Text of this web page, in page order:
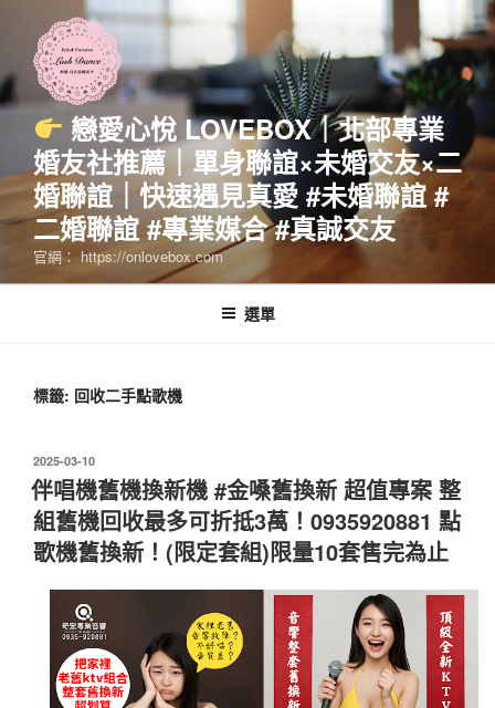
要
戀愛心悅 LOVEBOX｜北部專業
婚友社推薦｜單身聯誼×未婚交友×二
婚聯誼｜快速遇見真愛 #未婚聯誼 #
二婚聯誼 #專業媒合 #真誠交友
官網： https://onlovebox.com
選單
標籤: 回收二手點歌機
發
佈
於
2025-03-10
伴唱機舊機換新機 #金嗓舊換新 超值專案 整
組舊機回收最多可折抵3萬！0935920881 點
歌機舊換新！(限定套組)限量10套售完為止